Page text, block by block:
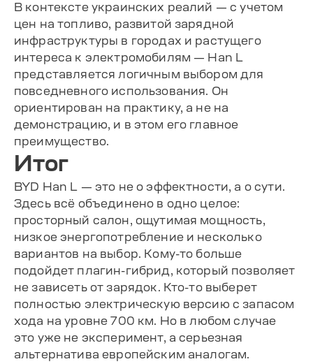
В контексте украинских реалий — с учетом
цен на топливо, развитой зарядной
инфраструктуры в городах и растущего
интереса к электромобилям — Han L
представляется логичным выбором для
повседневного использования. Он
ориентирован на практику, а не на
демонстрацию, и в этом его главное
преимущество.
Итог
BYD Han L — это не о эффектности, а о сути.
Здесь всё объединено в одно целое:
просторный салон, ощутимая мощность,
низкое энергопотребление и несколько
вариантов на выбор. Кому-то больше
подойдет плагин-гибрид, который позволяет
не зависеть от зарядок. Кто-то выберет
полностью электрическую версию с запасом
хода на уровне 700 км. Но в любом случае
это уже не эксперимент, а серьезная
альтернатива европейским аналогам.